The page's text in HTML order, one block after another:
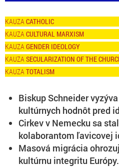
CATHOLIC
CULTURAL MARXISM
GENDER IDEOLOGY
SECULARIZATION OF THE
TOTALISM
Biskup Schneider
kultúrnych hodnôt pred
Cirkev v Nemecku sa
kolaborantom ľavicovej
Masová migrácia
kultúrnu integritu Európy.